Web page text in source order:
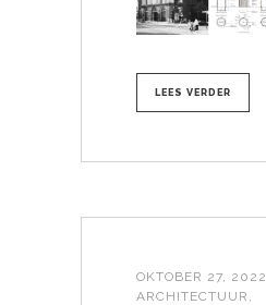
LEES VERDER
OKTOBER 27, 2022
ARCHITECTUUR